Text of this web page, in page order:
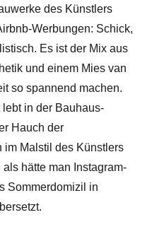
des Künstlers
Werbungen: Schick,
Es ist der Mix aus
und einem Mies van
so spannend machen.
in der Bauhaus-
Hauch der
im Malstil des Künstlers
hätte man Instagram-
Sommerdomizil in